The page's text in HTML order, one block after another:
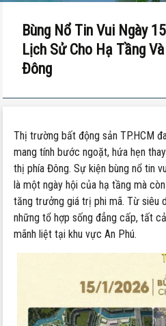
-
Bùng Nổ Tin Vui Ngày
Lịch Sử Cho Hạ Tầng
Đông
Thị trường bất động sản TP.HCM
mang tính bước ngoặt, hứa hẹn
thị phía Đông. Sự kiện bùng nổ tin
là một ngày hội của hạ tầng mà
tăng trưởng giá trị phi mã. Từ siêu
những tổ hợp sống đẳng cấp, tất
mãnh liệt tại khu vực An Phú.